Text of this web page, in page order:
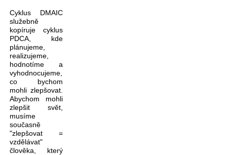
Cyklus DMAIC
služebně
kopíruje cyklus
PDCA, kde
plánujeme,
realizujeme,
hodnotíme a
vyhodnocujeme,
co bychom
mohli zlepšovat.
Abychom mohli
zlepšit svět,
musíme
současně
"zlepšovat =
vzdělávat"
člověka, který